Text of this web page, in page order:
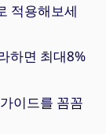
적용해보세
하면 최대8%
이드를 꼼꼼